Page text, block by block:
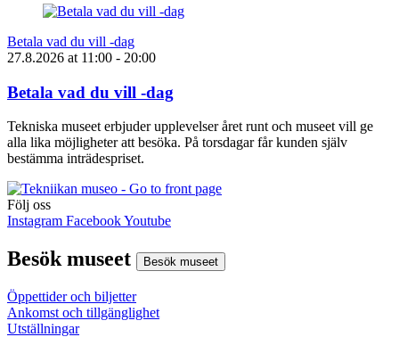
Betala vad du vill -dag
27.8.2026 at 11:00 - 20:00
Betala vad du vill -dag
Tekniska museet erbjuder upplevelser året runt och museet vill ge
alla lika möjligheter att besöka. På torsdagar får kunden själv
bestämma inträdespriset.
Följ oss
Instagram FacebookYoutube
Besök museet Besök museet
Öppettider och biljetter
Ankomst och tillgänglighet
Utställningar